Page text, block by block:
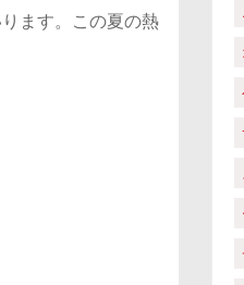
ます。この夏の熱